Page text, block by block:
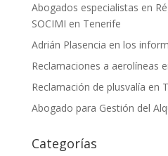
Abogados especialistas en
SOCIMI en Tenerife
Adrián Plasencia en los
Reclamaciones a aerolíneas
Reclamación de plusvalía en
Abogado para Gestión del
Categorías